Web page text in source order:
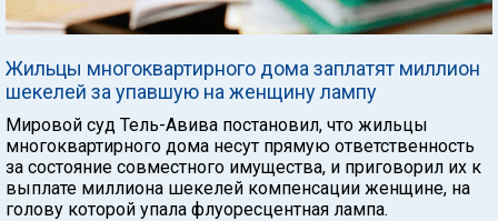
Жильцы многоквартирного дома заплатят миллион
шекелей за упавшую на женщину лампу
Мировой суд Тель-Авива постановил, что жильцы
многоквартирного дома несут прямую ответственность
за состояние совместного имущества, и приговорил их к
выплате миллиона шекелей компенсации женщине, на
голову которой упала флуоресцентная лампа.